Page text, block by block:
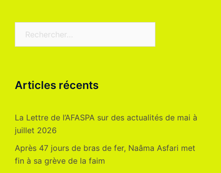
Articles récents
La Lettre de l’AFASPA sur des actualités de mai à
juillet 2026
Après 47 jours de bras de fer, Naâma Asfari met
fin à sa grève de la faim